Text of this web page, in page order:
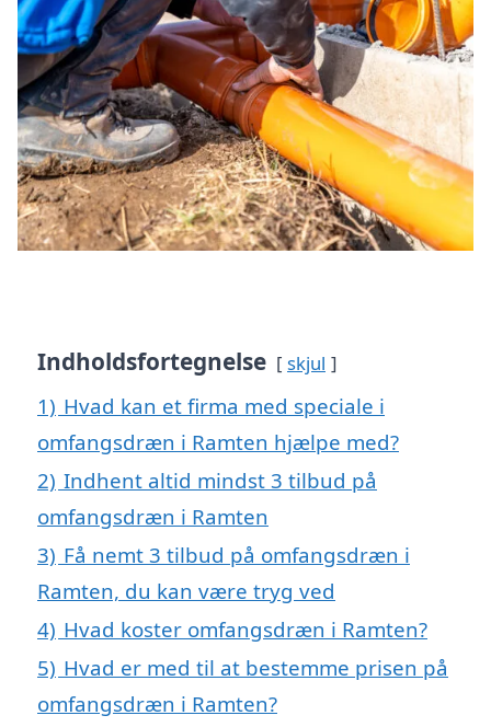
Indholdsfortegnelse skjul
1) Hvad kan et firma med speciale i
omfangsdræn i Ramten hjælpe med?
2) Indhent altid mindst 3 tilbud på
omfangsdræn i Ramten
3) Få nemt 3 tilbud på omfangsdræn i
Ramten, du kan være tryg ved
4) Hvad koster omfangsdræn i Ramten?
5) Hvad er med til at bestemme prisen på
omfangsdræn i Ramten?